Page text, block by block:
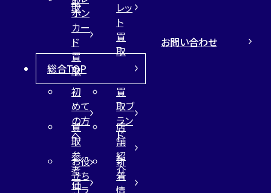
取
レッ
ト
買
取
ホン
カー
ド
買
取
総合TOP
初
めて
の方
へ
買
取ブ
ラン
ド
買
取
参
考
価
店
舗
紹
介
お役
立ち
コラ
新
着
情
お問い合わせ